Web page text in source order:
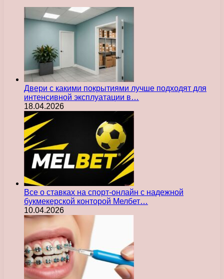
Двери с какими покрытиями лучше подходят для
интенсивной эксплуатации в…
18.04.2026
Все о ставках на спорт-онлайн с надежной
букмекерской конторой Мелбет…
10.04.2026